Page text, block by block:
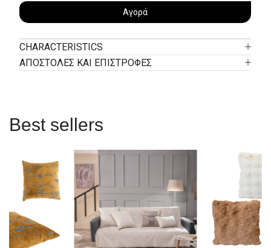
Αγορά
CHARACTERISTICS
ΑΠΟΣΤΟΛΕΣ ΚΑΙ ΕΠΙΣΤΡΟΦΕΣ
Best sellers